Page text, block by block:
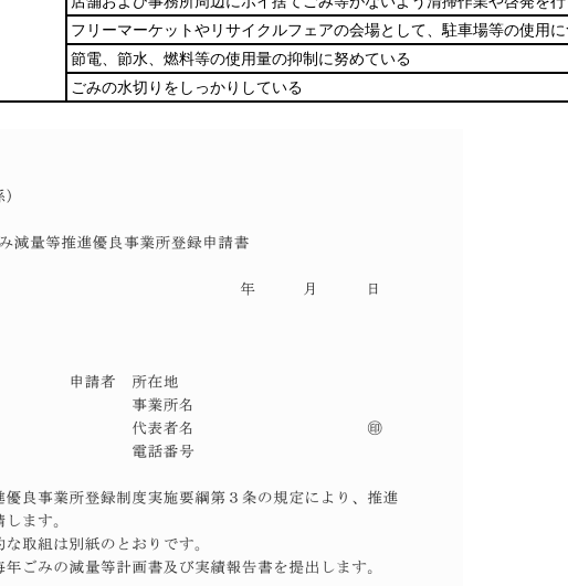
フリーマーケットやリサイクルフェアの会場として、駐車場等の使用
節電、節水、燃料等の使用量の抑制に努めている
ごみの水切りをしっかりしている